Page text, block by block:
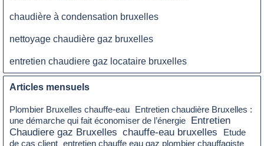
chaudière à condensation bruxelles
nettoyage chaudière gaz bruxelles
entretien chaudiere gaz locataire bruxelles
Articles mensuels
Plombier Bruxelles chauffe-eau Entretien chaudière Bruxelles :
une démarche qui fait économiser de l’énergie Entretien
Chaudiere gaz Bruxelles chauffe-eau bruxelles
Etude
de cas client entretien chauffe eau gaz plombier chauffagiste